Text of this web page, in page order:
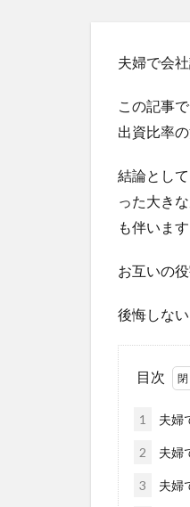
夫婦で会
この記事
出資比率
結論とし
った大き
も伴います
お互いの
後悔しな
目次
1 夫婦
2 夫婦
3 夫婦